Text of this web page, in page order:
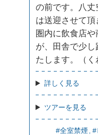
の前です。八
は送迎させて
圏内に飲食店
が、田舎で少
たします。（く
詳しく見る
ツアーを見る
#全室禁煙 #